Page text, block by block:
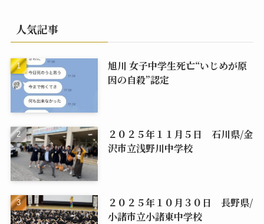
人気記事
旭川 女子中学生死亡“いじめが原
因の自殺”認定
２０２５年１１月５日 石川県/金
沢市立浅野川中学校
２０２５年１０月３０日 長野県/
小諸市立小諸東中学校